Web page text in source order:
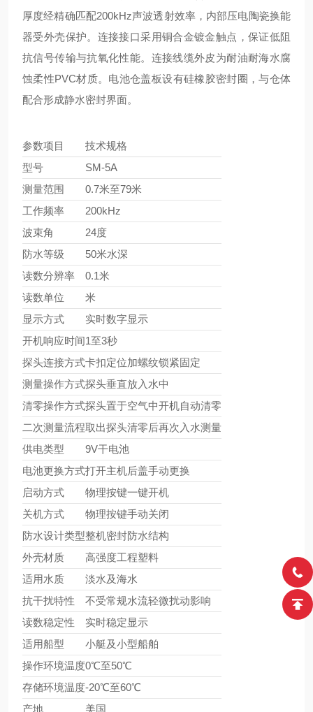
厚度经精确匹配200kHz声波透射效率，内部压电陶瓷换能
器受外壳保护。连接接口采用铜合金镀金触点，保证低阻
抗信号传输与抗氧化性能。连接线缆外皮为耐油耐海水腐
蚀柔性PVC材质。电池仓盖板设有硅橡胶密封圈，与仓体
配合形成静水密封界面。
参数项目
技术规格
型号
SM-5A
测量范围
0.7米至79米
工作频率
200kHz
波束角
24度
防水等级
50米水深
读数分辨率
0.1米
读数单位
米
显示方式
实时数字显示
开机响应时间1至3秒
探头连接方式卡扣定位加螺纹锁紧固定
测量操作方式探头垂直放入水中
清零操作方式探头置于空气中开机自动清零
二次测量流程取出探头清零后再次入水测量
供电类型
9V干电池
电池更换方式打开主机后盖手动更换
启动方式
物理按键一键开机
关机方式
物理按键手动关闭
防水设计类型整机密封防水结构
外壳材质
高强度工程塑料
适用水质
淡水及海水
抗干扰特性
不受常规水流轻微扰动影响
读数稳定性
实时稳定显示
适用船型
小艇及小型船舶
操作环境温度0℃至50℃
存储环境温度-20℃至60℃
产地
美国